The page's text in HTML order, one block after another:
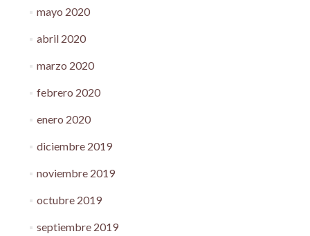
mayo 2020
abril 2020
marzo 2020
febrero 2020
enero 2020
diciembre 2019
noviembre 2019
octubre 2019
septiembre 2019